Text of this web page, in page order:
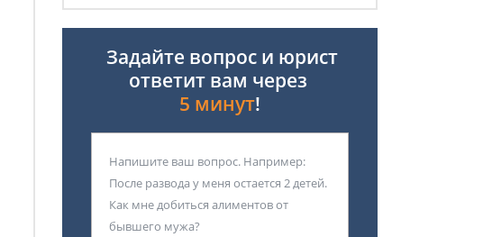
Задайте вопрос и юрист
ответит вам через
5 минут!